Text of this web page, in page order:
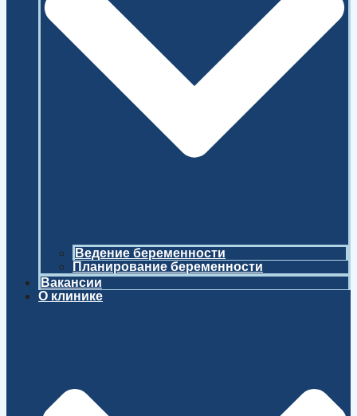
Ведение беременности
Планирование беременности
Вакансии
О клинике